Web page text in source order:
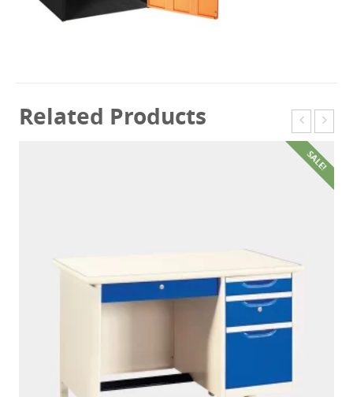
Related Products
SALE!